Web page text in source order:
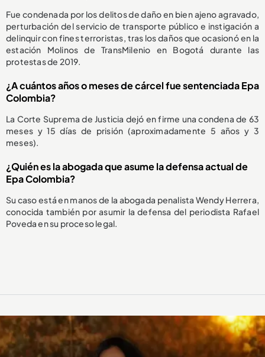
Fue condenada por los delitos de daño en bien ajeno agravado,
perturbación del servicio de transporte público e instigación a
delinquir con fines terroristas, tras los daños que ocasionó en la
estación Molinos de TransMilenio en Bogotá durante las
protestas de 2019.
¿A cuántos años o meses de cárcel fue sentenciada Epa
Colombia?
La Corte Suprema de Justicia dejó en firme una condena de 63
meses y 15 días de prisión (aproximadamente 5 años y 3
meses).
¿Quién es la abogada que asume la defensa actual de
Epa Colombia?
Su caso está en manos de la abogada penalista Wendy Herrera,
conocida también por asumir la defensa del periodista Rafael
Poveda en su proceso legal.